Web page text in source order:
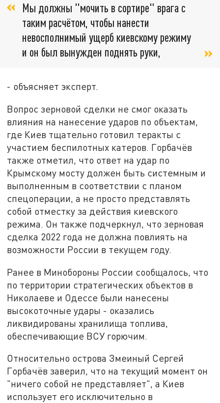
Мы должны "мочить в сортире" врага с
таким расчётом, чтобы нанести
невосполнимый ущерб киевскому режиму
и он был вынужден поднять руки,
- объясняет эксперт.
Вопрос зерновой сделки не смог оказать
влияния на нанесение ударов по объектам,
где Киев тщательно готовил теракты с
участием беспилотных катеров. Горбачёв
также отметил, что ответ на удар по
Крымскому мосту должен быть системным и
выполненным в соответствии с планом
спецоперации, а не просто представлять
собой отместку за действия киевского
режима. Он также подчеркнул, что зерновая
сделка 2022 года не должна повлиять на
возможности России в текущем году.
Ранее в Минобороны России сообщалось, что
по территории стратегических объектов в
Николаеве и Одессе были нанесены
высокоточные удары - оказались
ликвидированы хранилища топлива,
обеспечивающие ВСУ горючим.
Относительно острова Змеиный Сергей
Горбачёв заверил, что на текущий момент он
"ничего собой не представляет", а Киев
использует его исключительно в